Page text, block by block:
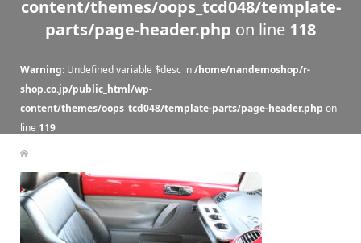
content/themes/oops_tcd048/template-
parts/page-header.php on line 118
Warning: Undefined variable $desc in/home/nandemoshop/r-
shop.co.jp/public_html/wp-
content/themes/oops_tcd048/template-parts/page-header.php on
line 119